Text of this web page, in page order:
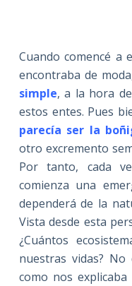
Cuando comencé a
encontraba de
simple, a la hora
estos entes. Pues
parecía ser la
otro excremento
Por tanto, cada
comienza una
dependerá de la
Vista desde esta
¿Cuántos
nuestras vidas?
como nos